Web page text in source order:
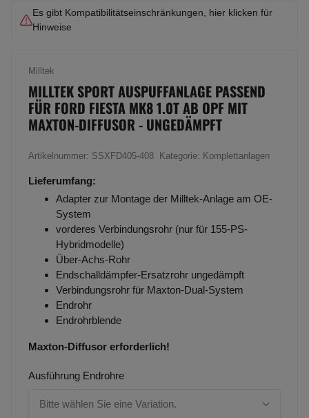
Es gibt Kompatibilitätseinschränkungen, hier klicken für
Hinweise
Milltek
MILLTEK SPORT AUSPUFFANLAGE PASSEND
FÜR FORD FIESTA MK8 1.0T AB OPF MIT
MAXTON-DIFFUSOR - UNGEDÄMPFT
Artikelnummer: SSXFD405-408 Kategorie: Komplettanlagen
Lieferumfang:
Adapter zur Montage der Milltek-Anlage am OE-
System
vorderes Verbindungsrohr (nur für 155-PS-
Hybridmodelle)
Über-Achs-Rohr
Endschalldämpfer-Ersatzrohr ungedämpft
Verbindungsrohr für Maxton-Dual-System
Endrohr
Endrohrblende
Maxton-Diffusor erforderlich!
Ausführung Endrohre
Bitte wählen Sie eine Variation.